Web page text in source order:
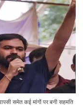
समेत कई मांगों पर बनी सहमति